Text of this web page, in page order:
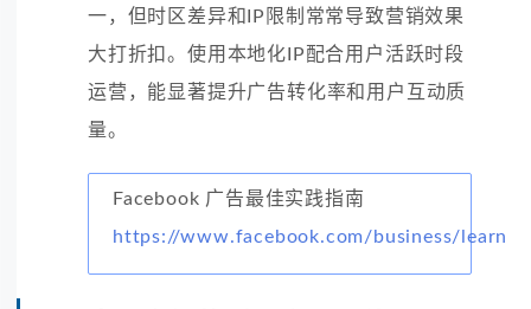
一，但时区差异和IP限制常常导致营销效果
大打折扣。使用本地化IP配合用户活跃时段
运营，能显著提升广告转化率和用户互动质
量。
Facebook 广告最佳实践指南
https://www.facebook.com/business/learn